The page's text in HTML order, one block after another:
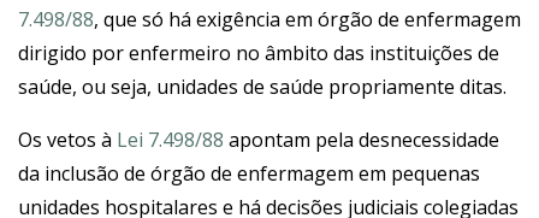
7.498/88, que só há exigência em órgão de enfermagem
dirigido por enfermeiro no âmbito das instituições de
saúde, ou seja, unidades de saúde propriamente ditas.
Os vetos à Lei 7.498/88 apontam pela desnecessidade
da inclusão de órgão de enfermagem em pequenas
unidades hospitalares e há decisões judiciais colegiadas